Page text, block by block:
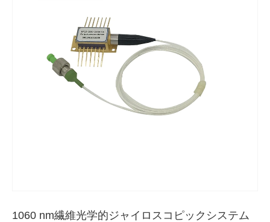
1060 nm繊維光学的ジャイロスコピックシステム